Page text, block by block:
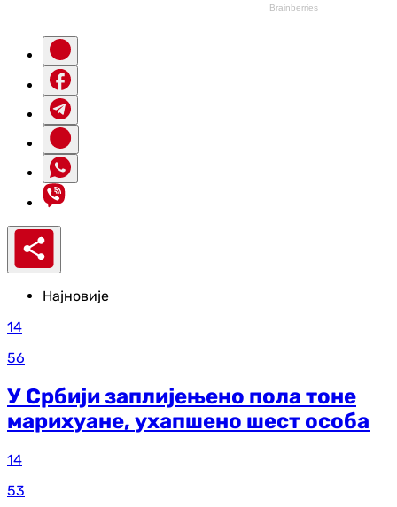
Најновије
14
56
У Србији заплијењено пола тоне
марихуане, ухапшено шест особа
14
53